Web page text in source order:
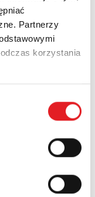
Partnerzy
korzystania